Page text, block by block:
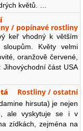
květů. …
/ popínavé rostliny
keř vhodný k větším
Květy velmi
oranžově červené,
část USA
Rostliny / ostatní
hirsuta) je nejen
ale vyskytuje se i v
zídkách, zejména na